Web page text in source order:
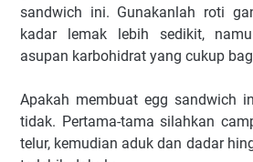
sandwich ini. Gunakanlah roti
kadar lemak lebih sedikit,
asupan karbohidrat yang cukup
Apakah membuat egg sandwich
tidak. Pertama-tama silahkan
telur, kemudian aduk dan dadar